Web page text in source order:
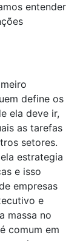
entender
define os
ela deve ir,
as tarefas
setores.
estrategia
e isso
empresas
e
massa no
comum em